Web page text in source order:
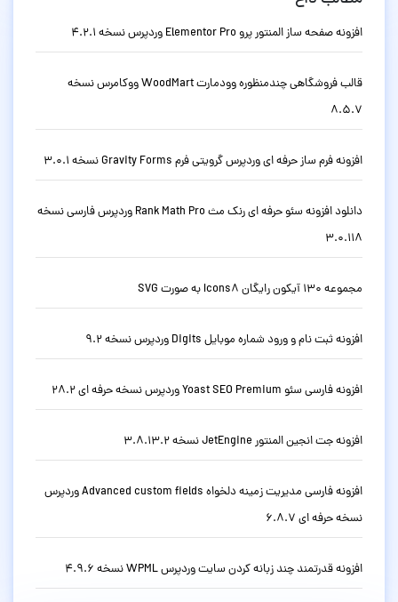
افزونه صفحه ساز المنتور پرو Elementor Pro وردپرس نسخه 4.2.1
قالب فروشگاهی چندمنظوره وودمارت WoodMart ووکامرس نسخه
8.5.7
افزونه فرم ساز حرفه ای وردپرس گرویتی فرم Gravity Forms نسخه 3.0.1
دانلود افزونه سئو حرفه ای رنک مث Rank Math Pro وردپرس فارسی نسخه
3.0.118
مجموعه 130 آیکون رایگان Icons8 به صورت SVG
افزونه ثبت نام و ورود شماره موبایل Digits وردپرس نسخه 9.2
افزونه فارسی سئو Yoast SEO Premium وردپرس نسخه حرفه ای 28.2
افزونه جت انجین المنتور JetEngine نسخه 3.8.13.2
افزونه فارسی مدیریت زمینه دلخواه Advanced custom fields وردپرس
نسخه حرفه ای 6.8.7
افزونه قدرتمند چند زبانه کردن سایت وردپرس WPML نسخه 4.9.6